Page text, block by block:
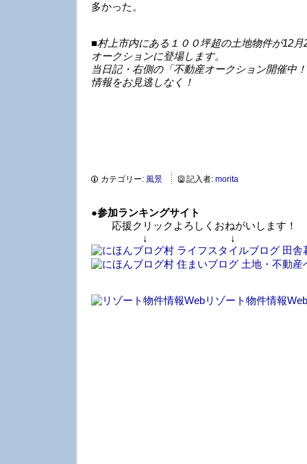
多かった。
■村上市内にある１００坪超の土地物件が12月
オークションに登場します。
当日記・右側の「不動産オークション開催中
情報をお見逃しなく！
カテゴリー: 風景 記入者: morita
●参加ランキングサイト
応援クリックよろしくおねがいします！
↓ ↓
リゾート物件情報